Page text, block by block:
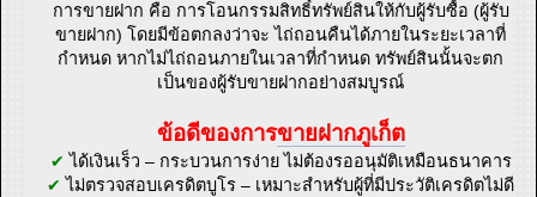
การขายฝาก คือ การโอนกรรมสิทธิ์ทรัพย์สินให้กับผู้รับซื้อ (ผู้รับ
ขายฝาก) โดยมีข้อตกลงว่าจะ ไถ่ถอนคืนได้ภายในระยะเวลาที่
กำหนด หากไม่ไถ่ถอนภายในเวลาที่กำหนด ทรัพย์สินนั้นจะตก
เป็นของผู้รับขายฝากอย่างสมบูรณ์
ข้อดีของการขายฝากภูเก็ต
✔ ได้เงินเร็ว – กระบวนการง่าย ไม่ต้องรออนุมัติเหมือนธนาคาร
✔ ไม่ตรวจสอบเครดิตบูโร – เหมาะสำหรับผู้ที่มีประวัติเครดิตไม่ดี